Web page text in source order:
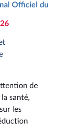
Officiel du
de
santé,
les